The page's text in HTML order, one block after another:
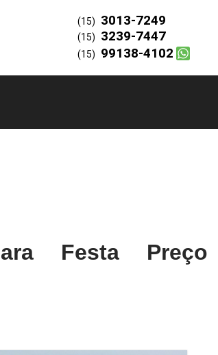
(15) 3013-7249
(15) 3239-7447
(15) 99138-4102
Festa Preço